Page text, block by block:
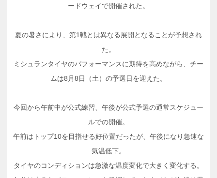
ードウェイで開催された。
夏の暑さにより、第1戦とは異なる展開となることが予想され
た。
ミシュランタイヤのパフォーマンスに期待を高めながら、チー
ムは8月8日（土）の予選日を迎えた。
今回から午前中が公式練習、午後が公式予選の通常スケジュー
ルでの開催。
午前はトップ10を目指せる好位置だったが、午後になり急速な
気温低下。
タイヤのコンディションは急激な温度変化で大きく変化する。